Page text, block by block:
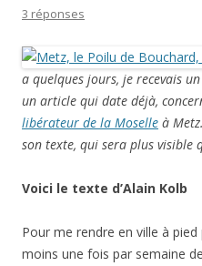
3 réponses
a quelques jours, je recevais
un article qui date déjà,
libérateur de la Moselle à
son texte, qui sera plus visible
Voici le texte d’Alain Kolb
Pour me rendre en ville à pied
moins une fois par semaine